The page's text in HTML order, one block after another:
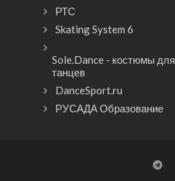
РТС
Skating System 6
Sole.Dance - костюмы для
танцев
DanceSport.ru
РУСАДА Образование